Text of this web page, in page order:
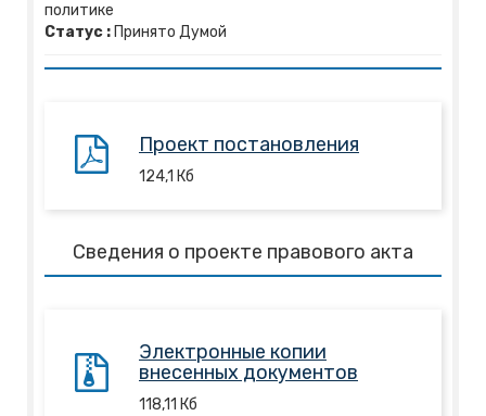
политике
Статус : Принято Думой
Проект постановления
124,1 Кб
Сведения о проекте правового акта
Электронные копии
внесенных документов
118,11 Кб